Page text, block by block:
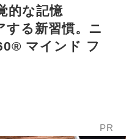
的な記憶
する新習慣。ニ
マインド フ
PR